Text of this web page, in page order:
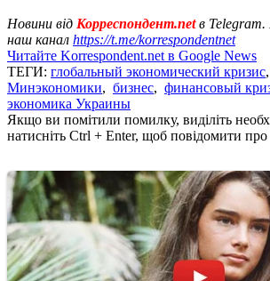
Новини від Корреспондент.netв Telegram.
наш канал https://t.me/korrespondentnet
Читайте Korrespondent.net в Google News
ТЕГИ: глобальный экономический кризис,
Минэкономики, бизнес, финансовый
экономика Украины
Якщо ви помітили помилку, виділіть
натисніть Ctrl + Enter, щоб повідомити